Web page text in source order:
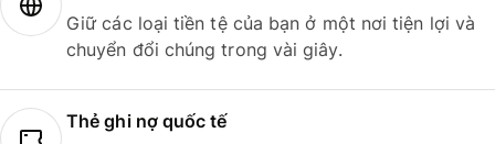
Giữ các loại tiền tệ của bạn ở một nơi tiện lợi và
chuyển đổi chúng trong vài giây.
Thẻ ghi nợ quốc tế